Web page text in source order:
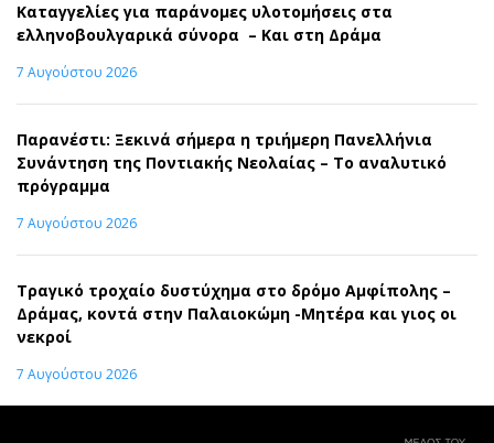
Καταγγελίες για παράνομες υλοτομήσεις στα
ελληνοβουλγαρικά σύνορα – Και στη Δράμα
7 Αυγούστου 2026
Παρανέστι: Ξεκινά σήμερα η τριήμερη Πανελλήνια
Συνάντηση της Ποντιακής Νεολαίας – Το αναλυτικό
πρόγραμμα
7 Αυγούστου 2026
Τραγικό τροχαίο δυστύχημα στο δρόμο Αμφίπολης –
Δράμας, κοντά στην Παλαιοκώμη -Μητέρα και γιος οι
νεκροί
7 Αυγούστου 2026